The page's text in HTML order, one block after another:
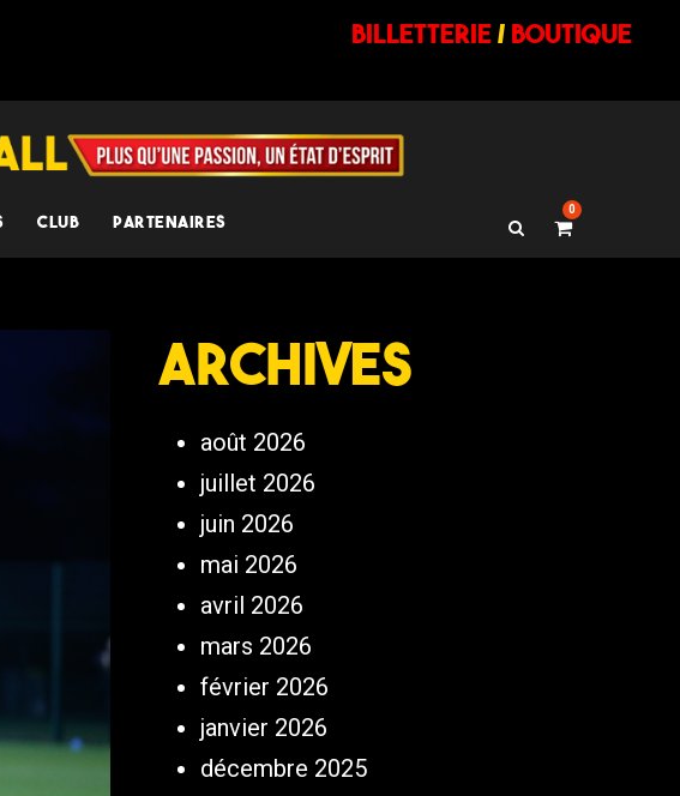
billetterie/ BOUTIQUE
CLUB PARTENAIRES
0
Archives
août 2026
juillet 2026
juin 2026
mai 2026
avril 2026
mars 2026
février 2026
janvier 2026
décembre 2025